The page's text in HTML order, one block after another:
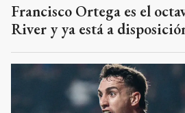
Francisco Ortega es el
River y ya está a